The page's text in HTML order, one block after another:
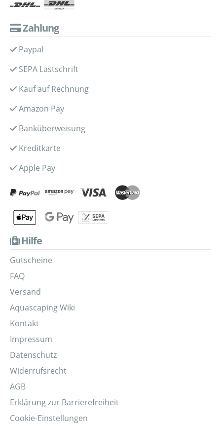
Zahlung
Paypal
SEPA Lastschrift
Kauf auf Rechnung
Amazon Pay
Banküberweisung
Kreditkarte
Apple Pay
Hilfe
Gutscheine
FAQ
Versand
Aquascaping Wiki
Kontakt
Impressum
Datenschutz
Widerrufsrecht
AGB
Erklärung zur Barrierefreiheit
Cookie-Einstellungen